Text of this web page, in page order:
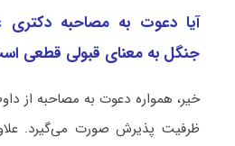
آیا دعوت به مصاحبه دکتری
جنگل به معنای قبولی قطعی
خیر، همواره دعوت به مصاحبه از
ظرفیت پذیرش صورت می‌گیرد.